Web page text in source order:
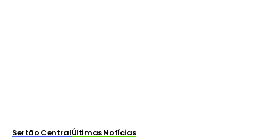
Sertão CentralÚltimas Notícias